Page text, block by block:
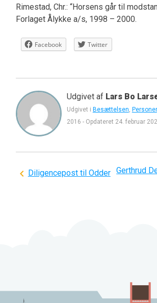
Rimestad, Chr.: “Horsens går til
Forlaget Ålykke a/s, 1998 – 2000.
Facebook Twitter
Udgivet af Lars Bo
Udgivet i Besættelsen, Personer
2016 - Opdateret 24. februar
Indlægsnavigation
Diligencepost til Odder Gerthrud